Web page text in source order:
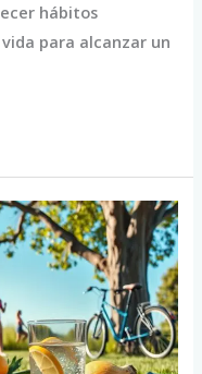
hábitos
para alcanzar un